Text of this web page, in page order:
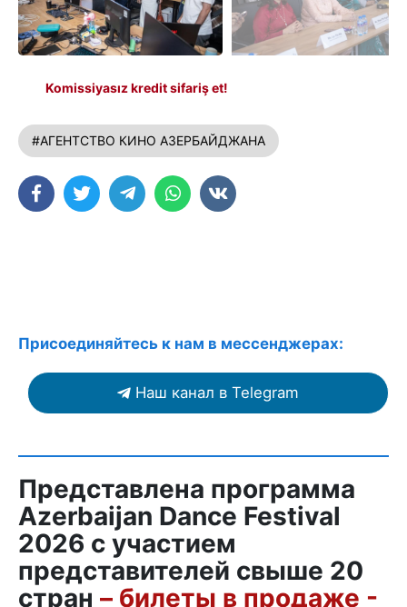
Komissiyasız kredit sifariş et!
#АГЕНТСТВО КИНО АЗЕРБАЙДЖАНА
Присоединяйтесь к нам в мессенджерах:
Наш канал в Telegram
Представлена программа
Azerbaijan Dance Festival
2026 с участием
представителей свыше 20
стран – билеты в продаже -